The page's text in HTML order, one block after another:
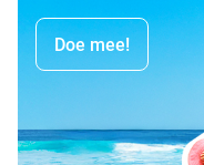
Doe mee!